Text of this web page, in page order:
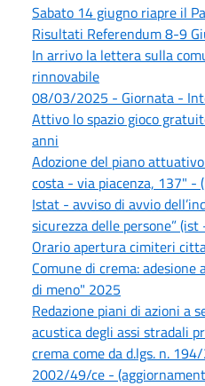
Sabato 14 giugno riapre il
Risultati Referendum 8-9
In arrivo la lettera sulla
rinnovabile
08/03/2025 - Giornata -
Attivo lo spazio gioco
anni
Adozione del piano
costa - via piacenza, 137" -
Istat - avviso di avvio
sicurezza delle persone”
Orario apertura cimiteri
Comune di crema: adesione
di meno" 2025
Redazione piani di azioni a
acustica degli assi stradali
crema come da d.lgs. n.
2002/49/ce -